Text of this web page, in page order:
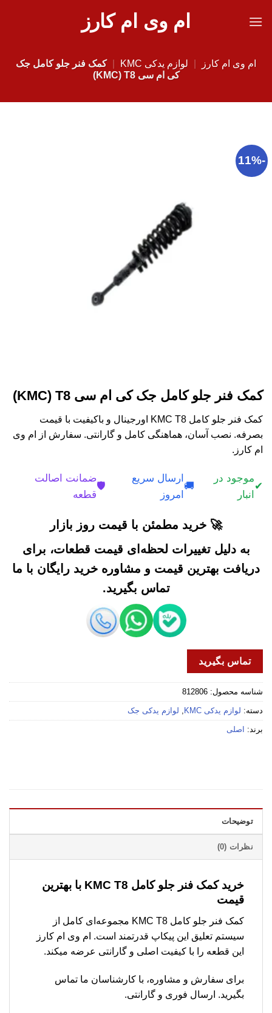
ام وی ام کارز
ام وی ام کارز لوازم یدکی KMC
کمک فنر جلو کامل جک
کی ام سی KMC) T8)
-11%
کمک فنر جلو کامل جک کی ام سی KMC) T8)
کمک فنر جلو کامل KMC T8 اورجینال و باکیفیت با قیمت
بصرفه. نصب آسان، هماهنگی کامل و گارانتی. سفارش از ام وی
ام کارز.
✔
موجود در
انبار
🚚
ارسال سریع
امروز
🛡️
ضمانت اصالت
قطعه
🚀 خرید مطمئن با قیمت روز بازار
به دلیل تغییرات لحظه‌ای قیمت قطعات، برای
دریافت بهترین قیمت و مشاوره خرید رایگان با ما
تماس بگیرید.
تماس بگیرید
شناسه محصول: 812806
دسته: لوازم یدکی KMC , لوازم یدکی جک
برند: اصلی
توضیحات
نظرات (0)
خرید کمک فنر جلو کامل KMC T8 با بهترین
قیمت
کمک فنر جلو کامل KMC T8 مجموعه‌ای کامل از
سیستم تعلیق این پیکاپ قدرتمند است. ام وی ام کارز
این قطعه را با کیفیت اصلی و گارانتی عرضه میکند.
برای سفارش و مشاوره، با کارشناسان ما تماس
بگیرید. ارسال فوری و گارانتی.